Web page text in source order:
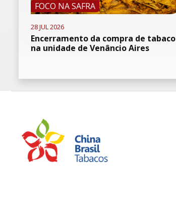
FOCO NA SAFRA
28 JUL 2026
Encerramento da compra de tabaco
na unidade de Venâncio Aires